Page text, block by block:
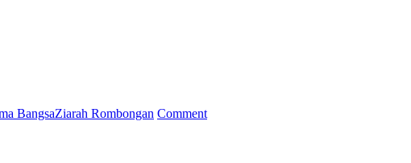
BangsaZiarah Rombongan Commenton